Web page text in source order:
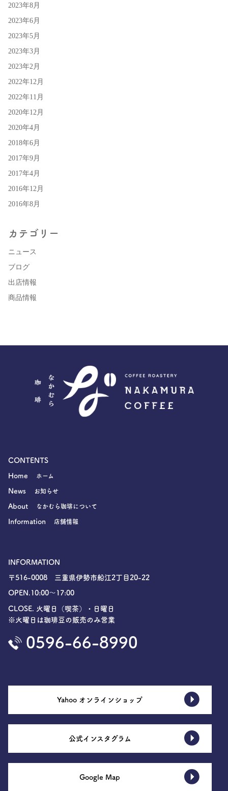
2023年8月
2023年6月
2023年5月
2023年3月
2023年2月
2022年12月
2022年11月
2020年12月
2020年4月
2018年6月
2017年9月
2017年4月
2016年12月
2016年8月
カテゴリー
ニュース
ブログ
出店情報
商品情報
CONTENTS
Home ホーム
News お知らせ
About なかむら珈琲について
Information 店舗情報
INFORMATION
〒516-0008 三重県伊勢市船江2丁目20-22
OPEN.10:00〜17:00
CLOSE. 火曜日（喫茶）・日曜日
※火曜日は珈琲豆の販売のみ営業
0596-66-8990
Yahoo オンラインショップ
公式インスタグラム
Google Map